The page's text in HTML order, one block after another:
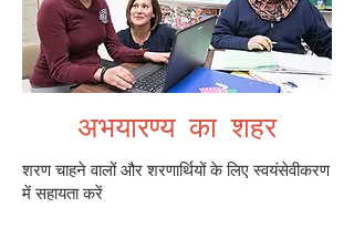
अभयारण्य का शहर
शरण चाहने वालों और शरणार्थियों के लिए स्वयंसेवीकरण
में सहायता करें